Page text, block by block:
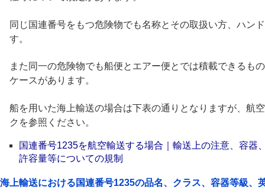
同じ国連番号をもつ危険物でも名称とその取扱い方、ハン
す。
また同一の危険物でも船便とエアー便とでは積載できるも
ケースがあります。
船を用いた海上輸送の場合は下表の通りとなりますが、航
クを参照ください。
国連番号1235を航空輸送する場合｜輸送上の注意、容器
許容量等についての規制
海上輸送における国連番号1235の品名、クラス、容器等級、